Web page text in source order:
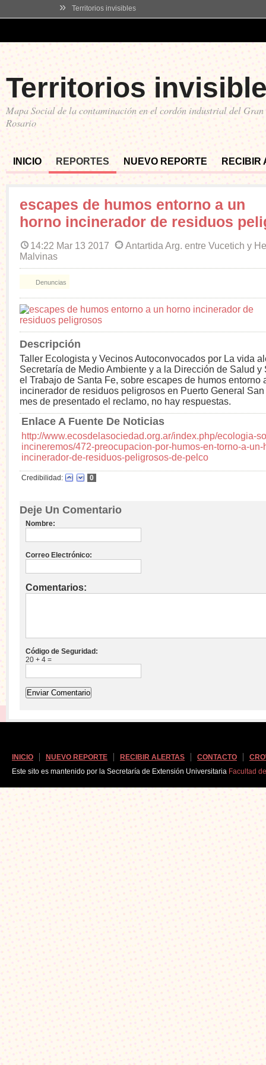
» Territorios invisibles
Territorios
Mapa Social de la contaminación en el cordón industrial del Gran
Rosario
INICIO REPORTES NUEVO REPORTE RECIBIR
escapes de humos entorno a un
horno incinerador de residuos
14:22 Mar 13 2017
Antartida Arg. entre Vucetich y
Malvinas
Denuncias
Descripción
Taller Ecologista y Vecinos Autoconvocados por La vida
Secretaría de Medio Ambiente y a la Dirección de Salud y
el Trabajo de Santa Fe, sobre escapes de humos entorno
incinerador de residuos peligrosos en Puerto General San
mes de presentado el reclamo, no hay respuestas.
Enlace A Fuente De Noticias
http://www.ecosdelasociedad.org.ar/index.php/ecologia-
incineremos/472-preocupacion-por-humos-en-torno-a-un-
incinerador-de-residuos-peligrosos-de-pelco
Credibilidad: 0
Deje Un Comentario
Nombre:
Correo Electrónico:
Comentarios:
Código de Seguridad:
20 + 4 =
INICIO NUEVO REPORTE RECIBIR ALERTAS CONTACTO
Este sito es mantenido por la Secretaría de Extensión Universitaria Facultad